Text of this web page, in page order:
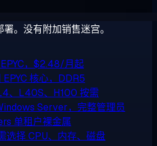
。没有附加销售迷宫。
，$2.48/月起
EPYC 核心，DDR5
、L40S、H100 按需
Server，完整管理员
单租户裸金属
选择 CPU、内存、磁盘